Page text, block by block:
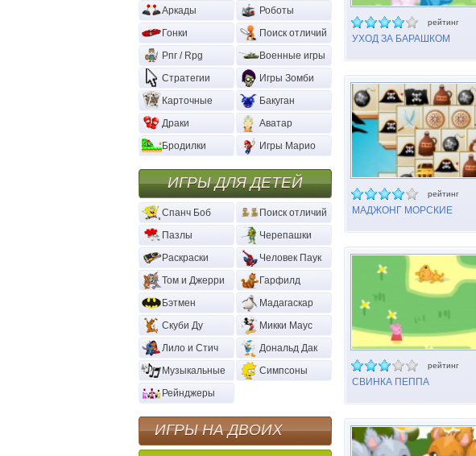
рейтинг
УХОД ЗА БАРАШКОМ
рейтинг
МАДЖОНГ МОРСКИЕ
рейтинг
СВИНКА ПЕППА
Аркады
Роботы
Гонки
Поиск отличий
Рпг / Rpg
Военные игры
Стратегии
Игры Зомби
Карточные
Бакуган
Драки
Аватар
Бродилки
Игры Марио
ИГРЫ ДЛЯ ДЕТЕЙ
Спанч Боб
Поиск отличий
Пазлы
Черепашки
Раскраски
Человек Паук
Том и Джерри
Гарфилд
Бэтмен
Мадагаскар
Скуби Ду
Микки Маус
Лило и Стич
Дональд Дак
Музыкальные
Симпсоны
Рейнджеры
ИГРЫ НА ДВОИХ